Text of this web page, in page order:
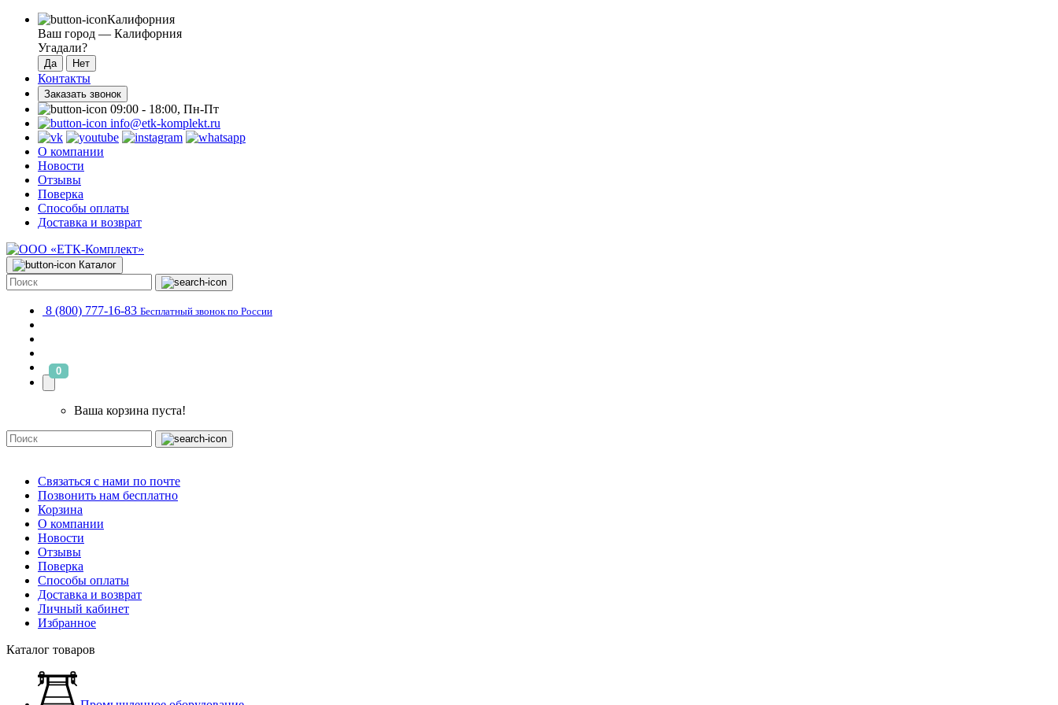
Калифорния
Ваш город — Калифорния
Угадали?
Контакты
Заказать звонок
09:00 - 18:00, Пн-Пт
info@etk-komplekt.ru
О компании
Новости
Отзывы
Поверка
Способы оплаты
Доставка и возврат
Каталог
8 (800) 777-16-83 Бесплатный звонок по России
0
Ваша корзина пуста!
Связаться с нами по почте
Позвонить нам бесплатно
Корзина
О компании
Новости
Отзывы
Поверка
Способы оплаты
Доставка и возврат
Личный кабинет
Избранное
Каталог товаров